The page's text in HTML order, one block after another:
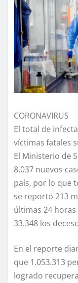
CORONAVIRUS
El total de
víctimas fatales
El Ministerio de
8.037 nuevos
país, por lo que
se reportó 213
últimas 24
33.348 los
En el reporte
que 1.053.313
logrado